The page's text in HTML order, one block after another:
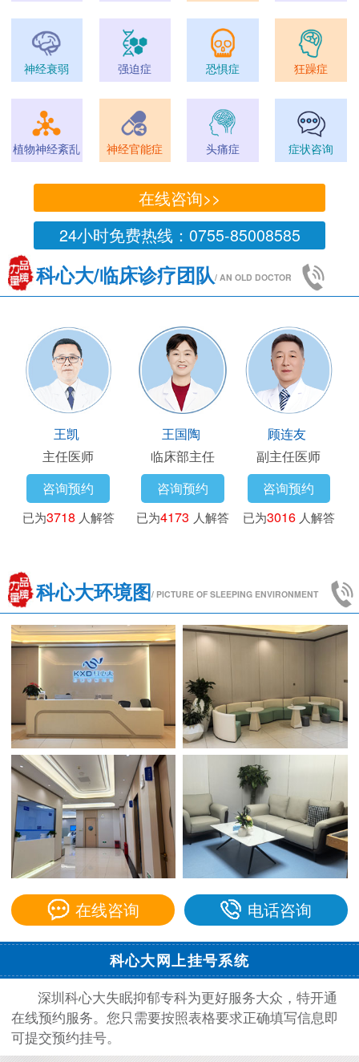
神经衰弱 强迫症 恐惧症 狂躁症
植物神经紊乱 神经官能症 头痛症 症状咨询
在线咨询>>
24小时免费热线：0755-85008585
科心大/临床诊疗团队/ AN OLD DOCTOR
王凯
主任医师
咨询预约
已为3718 人解答
王国陶
临床部主任
咨询预约
已为4173 人解答
顾连友
副主任医师
咨询预约
已为3016 人解答
科心大环境图/ PICTURE OF SLEEPING ENVIRONMENT
在线咨询 电话咨询
科心大网上挂号系统
深圳科心大失眠抑郁专科为更好服务大众，特开通
在线预约服务。您只需要按照表格要求正确填写信息即
可提交预约挂号。